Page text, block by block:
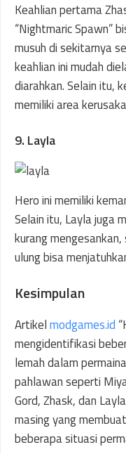
Keahlian pertama
“Nightmaric Spawn”
musuh di sekitarnya
keahlian ini mudah
diarahkan. Selain itu,
memiliki area
9. Layla
Hero ini memiliki
Selain itu, Layla juga
kurang
ulung bisa
Kesimpulan
Artikelmodgames.id
mengidentifikasi
lemah dalam
pahlawan seperti
Gord, Zhask, dan
masing yang
beberapa situasi